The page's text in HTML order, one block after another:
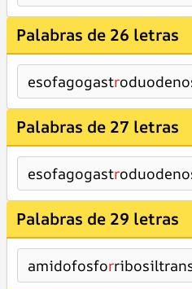
Palabras de 26 letras
esofagogastr
Palabras de 27 letras
esofagogastr
Palabras de 29 letras
amidofosfor